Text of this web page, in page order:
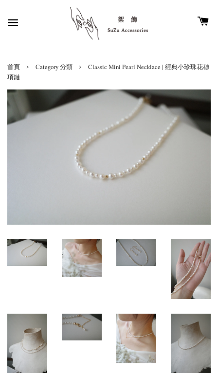
首頁 › Category 分類 ›
Classic Mini Pearl Necklace | 經典小珍珠花穗
項鏈